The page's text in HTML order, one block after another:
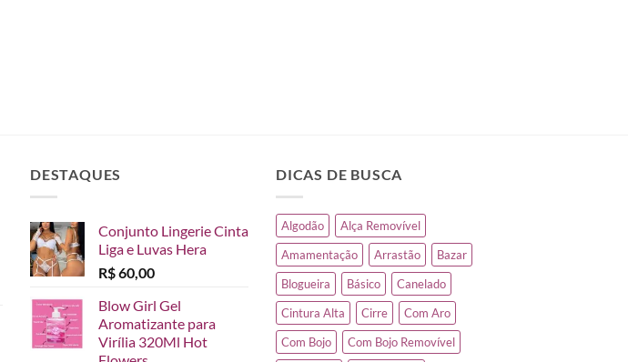
DESTAQUES
Conjunto Lingerie Cinta
Liga e Luvas Hera
R$60,00
Blow Girl Gel
Aromatizante para
Virília 320Ml Hot
DICAS DE BUSCA
Algodão
Alça Removível
Amamentação
Arrastão
Bazar
Blogueira
Básico
Canelado
Cintura Alta
Cirre
Com Aro
Com Bojo
Com Bojo Removível